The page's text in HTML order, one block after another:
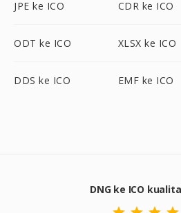
JPE ke ICO CDR ke ICO
ODT ke ICO XLSX ke ICO
DDS ke ICO EMF ke ICO
DNG ke ICO